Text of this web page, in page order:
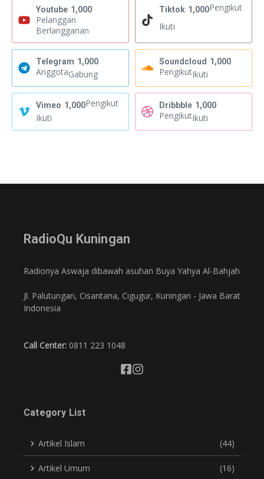
Youtube 1,000
Pelanggan
Berlangganan
Tiktok 1,000Pengikut
Ikuti
Telegram 1,000
AnggotaGabung
Soundcloud 1,000
PengikutIkuti
Vimeo 1,000Pengikut
Ikuti
Dribbble 1,000
PengikutIkuti
RadioQu Kuningan
Radionya Aswaja dibawah asuhan Buya Yahya Al-Bahjah
Jl. Palutungan, Cisantana, Cigugur, Kuningan - Jawa Barat
Indonesia
Call Center: 0811 223 1048
Category List
Artikel Islam (44)
Artikel Umum (16)